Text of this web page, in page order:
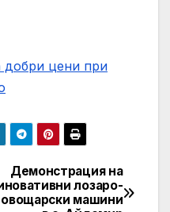
добри цени при
Демонстрация на
лозаро-
овощарски машини